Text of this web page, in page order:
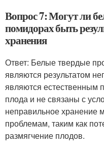
Вопрос 7: Могут ли
помидорах быть
хранения
Ответ: Белые твердые
являются результатом
являются естественным
плода и не связаны с
неправильное хранение
проблемам, таким как
размягчение плодов.